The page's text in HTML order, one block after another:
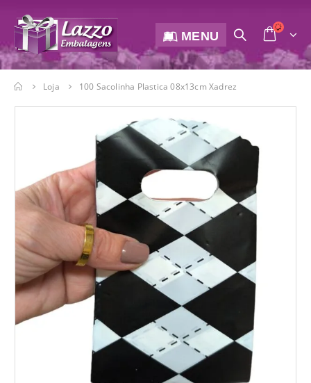
MENU
Loja 100 Sacolinha Plastica 08x13cm Xadrez